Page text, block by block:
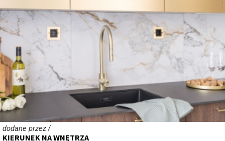
dodane przez /
KIERUNEK NA WNĘTRZA